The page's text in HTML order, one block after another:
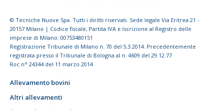
© Tecniche Nuove Spa. Tutti i diritti riservati. Sede legale Via Eritrea 21 -
20157 Milano | Codice fiscale, Partita IVA e Iscrizione al Registro delle
imprese di Milano: 00753480151
Registrazione Tribunale di Milano n. 70 del 5.3.2014. Precedentemente
registrata presso il Tribunale di Bologna al n. 4609 del 29.12.77
Roc n° 24344 del 11 marzo 2014
Allevamento bovini
Altri allevamenti